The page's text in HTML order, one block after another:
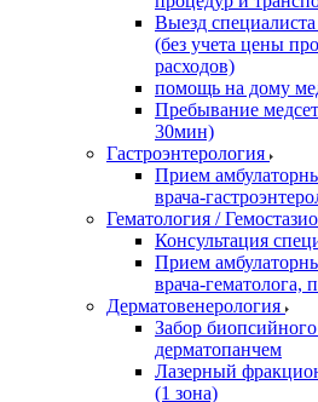
Выезд
(без учета цены
расходов)
помощь на дому
Пребывание
30мин)
Гастроэнтерология
Прием
врача-
Гематология /
Консультация
Прием
врача-гематолога,
Дерматовенерология
Забор
дерматопанчем
Лазерный
(1 зона)